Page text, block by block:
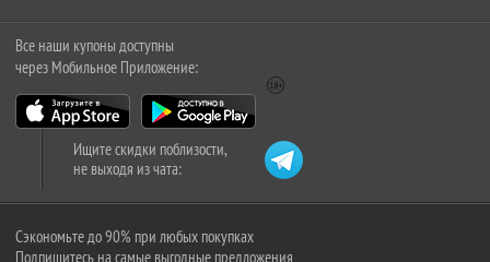
Все наши купоны доступны
через Мобильное Приложение:
Ищите скидки поблизости,
не выходя из чата:
Сэкономьте до 90% при любых покупках
Подпишитесь на самые выгодные предложения